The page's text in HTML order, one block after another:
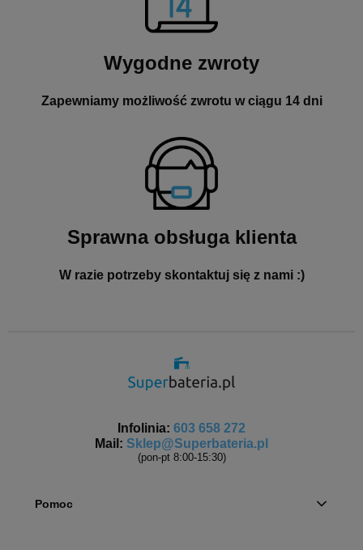
Wygodne zwroty
Zapewniamy możliwość zwrotu w ciągu 14 dni
Sprawna obsługa klienta
W razie potrzeby skontaktuj się z nami :)
Infolinia: 603 658 272
Mail: Sklep@Superbateria.pl
(pon-pt 8:00-15:30)
Pomoc